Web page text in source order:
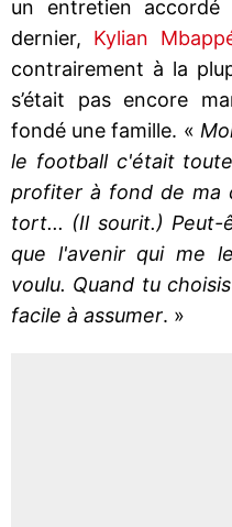
un entretien accordé
dernier, Kylian
contrairement à la
s’était pas encore
fondé une famille. «
le football c'était
profiter à fond de ma
tort... (Il sourit.) Peut-
que l'avenir qui me
voulu. Quand tu
facile à assumer. »